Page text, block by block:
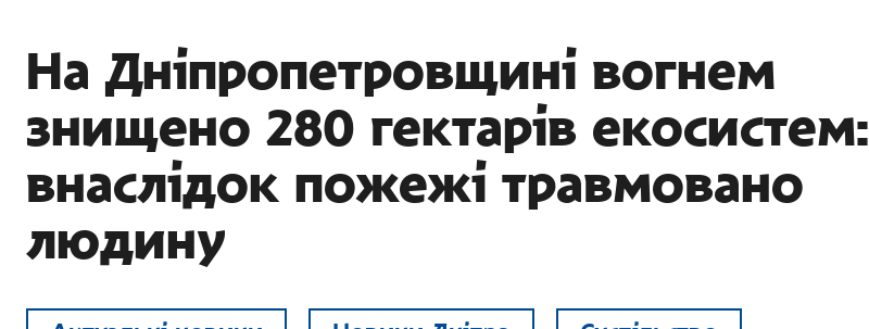
На Дніпропетровщині вогнем
знищено 280 гектарів екосистем:
внаслідок пожежі травмовано
людину